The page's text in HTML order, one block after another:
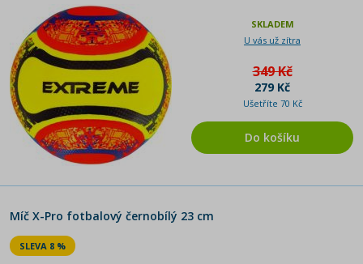
SKLADEM
U vás už zítra
349 Kč
279 Kč
Ušetříte 70 Kč
Do košíku
Míč X-Pro fotbalový černobílý 23 cm
SLEVA 8 %